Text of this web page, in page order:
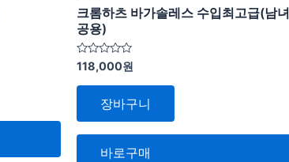
크롬하츠 바가솔레스 수입최고급(남녀
공용)
5
중
에
평
가
118,000원
장바구니
바로구매